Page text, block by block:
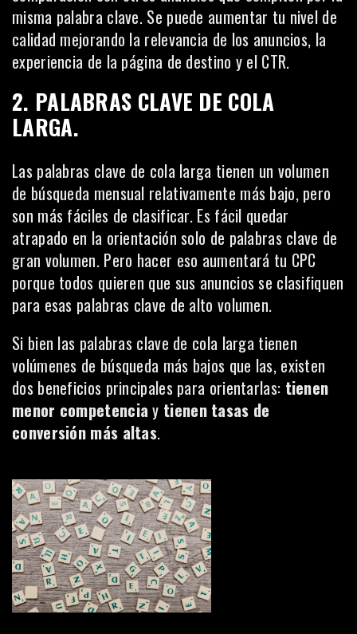
misma palabra clave. Se puede aumentar tu nivel de
calidad mejorando la relevancia de los anuncios, la
experiencia de la página de destino y el CTR.
2. PALABRAS CLAVE DE COLA
LARGA.
Las palabras clave de cola larga tienen un volumen
de búsqueda mensual relativamente más bajo, pero
son más fáciles de clasificar. Es fácil quedar
atrapado en la orientación solo de palabras clave de
gran volumen. Pero hacer eso aumentará tu CPC
porque todos quieren que sus anuncios se clasifiquen
para esas palabras clave de alto volumen.
Si bien las palabras clave de cola larga tienen
volúmenes de búsqueda más bajos que las, existen
dos beneficios principales para orientarlas: tienen
menor competenciay tienen tasas de
conversión más altas.